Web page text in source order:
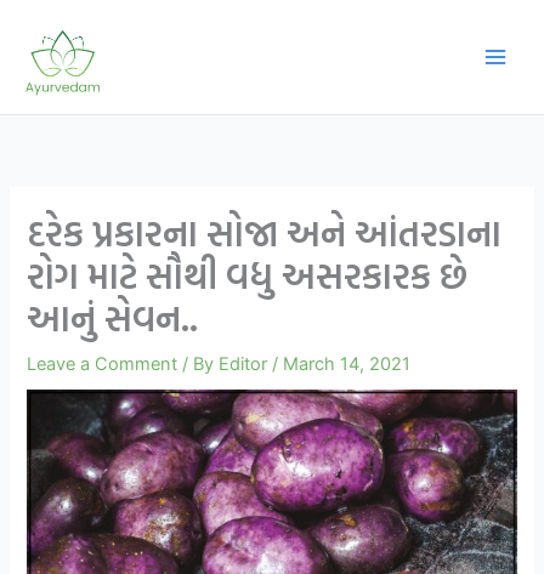
content
દરેક પ્રકારના સોજા અને આંતરડાના
રોગ માટે સૌથી વધુ અસરકારક છે
આનું સેવન..
Leave a Comment / By Editor / March 14, 2021